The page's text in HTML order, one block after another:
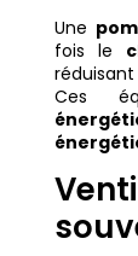
Une
fois le
réduisant
Ces